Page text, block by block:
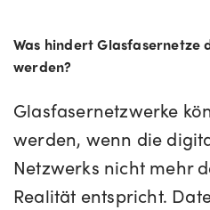
Was hindert Glasfasernetze
werden?
Glasfasernetzwerke
werden, wenn die
Netzwerks nicht mehr
Realität entspricht.